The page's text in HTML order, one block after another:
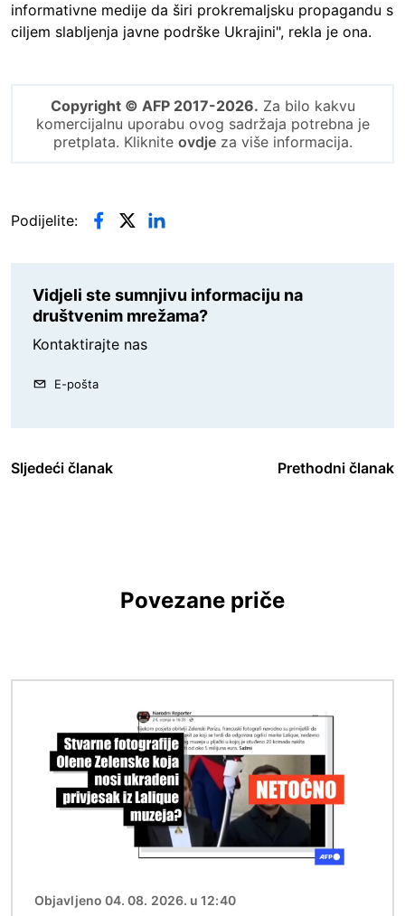
informativne medije da širi prokremaljsku propagandu s
ciljem slabljenja javne podrške Ukrajini", rekla je ona.
Copyright © AFP 2017-2026. Za bilo kakvu
komercijalnu uporabu ovog sadržaja potrebna je
pretplata. Kliknite ovdjeza više informacija.
Podijelite:
Vidjeli ste sumnjivu informaciju na
društvenim mrežama?
Kontaktirajte nas
E-pošta
Sljedeći članak Prethodni članak
Povezane priče
Objavljeno 04. 08. 2026. u 12:40